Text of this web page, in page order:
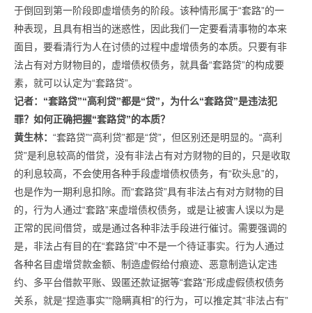
于倒回到第一阶段即虚增债务的阶段。该种情形属于“套路”的一
种表现，且具有相当的迷惑性，因此我们一定要看清事物的本来
面目，要看清行为人在讨债的过程中虚增债务的本质。只要有非
法占有对方财物目的，虚增债权债务，就具备“套路贷”的构成要
素，就可以认定为“套路贷”。
记者： “套路贷”“高利贷”都是“贷”，为什么“套路贷”是违法犯
罪？ 如何正确把握“套路贷”的本质？
黄生林： “套路贷”“高利贷”都是“贷”，但区别还是明显的。“高利
贷”是利息较高的借贷，没有非法占有对方财物的目的，只是收取
的利息较高，不会使用各种手段虚增债权债务，有“砍头息”的，
也是作为一期利息扣除。而“套路贷”具有非法占有对方财物的目
的，行为人通过“套路”来虚增债权债务，或是让被害人误以为是
正常的民间借贷，或是通过各种非法手段进行催讨。需要强调的
是，非法占有目的在“套路贷”中不是一个待证事实。行为人通过
各种名目虚增贷款金额、制造虚假给付痕迹、恶意制造认定违
约、多平台借款平账、毁匿还款证据等“套路”形成虚假债权债务
关系，就是“捏造事实”“隐瞒真相”的行为，可以推定其“非法占有”